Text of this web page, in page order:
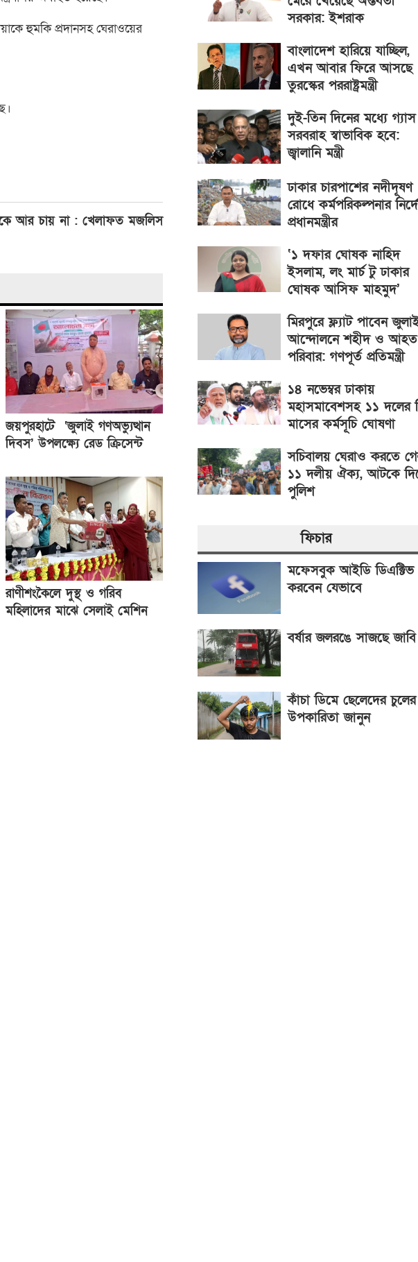
হুমকি প্রদানসহ ঘেরাওয়ের
আর চায় না : খেলাফত মজলিস
জয়পুরহাটে ‘জুলাই গণঅভ্যুত্থান
দিবস’ উপলক্ষ্যে রেড ক্রিসেন্ট
রাণীশংকৈলে দুস্থ ও গরিব
মহিলাদের মাঝে সেলাই মেশিন
সরকার: ইশরাক
বাংলাদেশ হারিয়ে যাচ্ছিল,
এখন আবার ফিরে আসছে
তুরস্কের পররাষ্ট্রমন্ত্রী
দুই-তিন দিনের মধ্যে গ্যাস
সরবরাহ স্বাভাবিক হবে:
জ্বালানি মন্ত্রী
ঢাকার চারপাশের নদীদূষণ
রোধে কর্মপরিকল্পনার
প্রধানমন্ত্রীর
‘১ দফার ঘোষক নাহিদ
ইসলাম, লং মার্চ টু ঢাকার
ঘোষক আসিফ মাহমুদ’
মিরপুরে ফ্ল্যাট পাবেন
আন্দোলনে শহীদ ও আহত
পরিবার: গণপূর্ত প্রতিমন্ত্রী
১৪ নভেম্বর ঢাকায়
মহাসমাবেশসহ ১১ দলের
মাসের কর্মসূচি ঘোষণা
সচিবালয় ঘেরাও করতে
১১ দলীয় ঐক্য, আটকে
পুলিশ
ফিচার
মফেসবুক আইডি ডিএক্টিভ
করবেন যেভাবে
বর্ষার জলরঙে সাজছে জাবি
কাঁচা ডিমে ছেলেদের চুলের
উপকারিতা জানুন